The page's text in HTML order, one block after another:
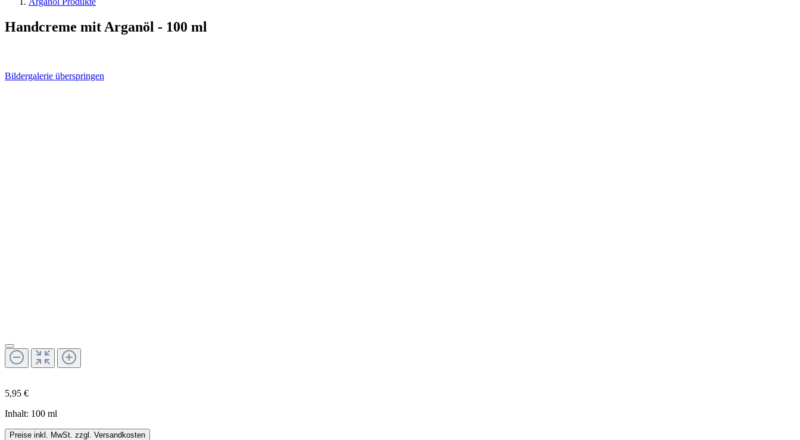
Handcreme mit Arganöl - 100 ml
Bildergalerie überspringen
5,95 €
Inhalt: 100 ml
Preise inkl. MwSt. zzgl. Versandkosten